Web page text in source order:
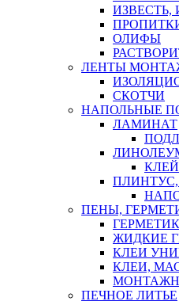
ОЛИФЫ
ЛЕНТЫ
СКОТЧИ
НАПОЛЬНЫЕ
ЛАМИНАТ
ПЕНЫ,
ЖИДКИЕ
КЛЕИ
КЛЕИ,
ПЕЧНОЕ ЛИТЬЕ